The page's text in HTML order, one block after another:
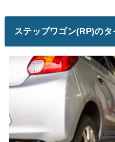
ステップワゴン(RP)の